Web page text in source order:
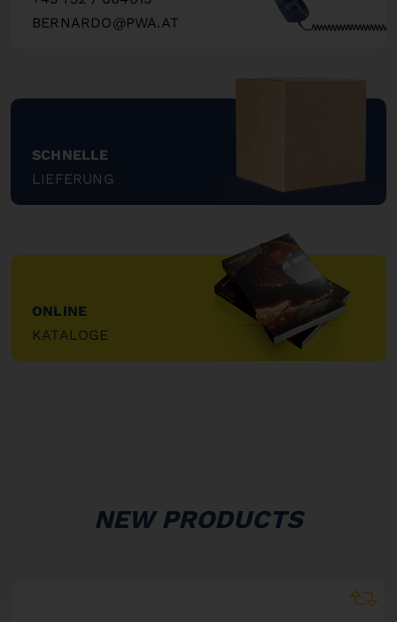
BERNARDO@PWA.AT
SCHNELLE
LIEFERUNG
"
ONLINE
KATALOGE
"
NEW PRODUCTS